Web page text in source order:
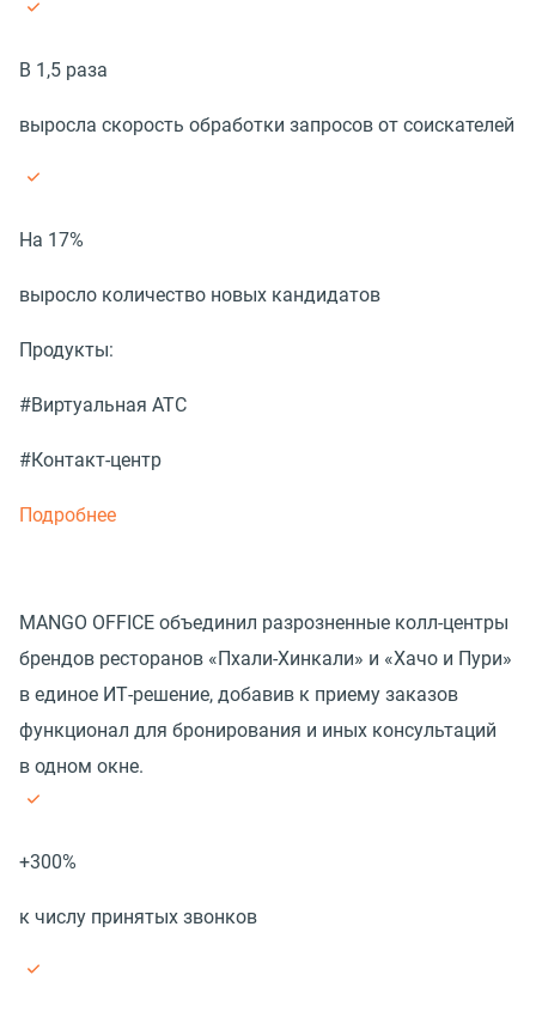
В 1,5 раза
выросла скорость обработки запросов от соискателей
На 17%
выросло количество новых кандидатов
Продукты:
#Виртуальная АТС
#Контакт-центр
Подробнее
MANGO OFFICE объединил разрозненные колл-центры
брендов ресторанов «Пхали-Хинкали» и «Хачо и Пури»
в единое ИТ-решение, добавив к приему заказов
функционал для бронирования и иных консультаций
в одном окне.
+300%
к числу принятых звонков